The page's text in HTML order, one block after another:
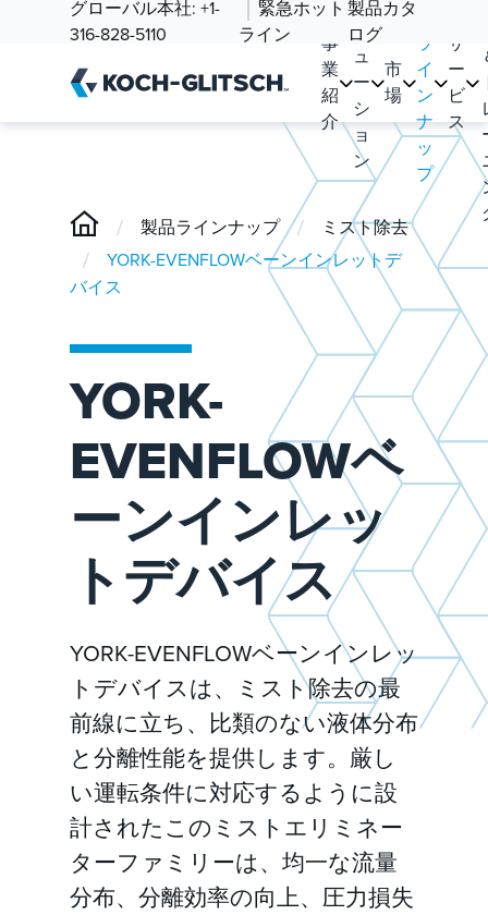
グローバル本社: +1-
316-828-5110
緊急ホット
ライン
製品カタ
ログ
事
業
紹
介
リ
ュ
ー
シ
ョ
ン
市
場
ラ
イ
ン
ナ
ッ
プ
サ
ー
ビ
ス
/ 製品ラインナップ / ミスト除去
/
YORK-EVENFLOWベーンインレットデ
バイス
YORK-
EVENFLOWベ
ーンインレッ
トデバイス
YORK-EVENFLOWベーンインレッ
トデバイスは、ミスト除去の最
前線に立ち、比類のない液体分布
と分離性能を提供します。厳し
い運転条件に対応するように設
計されたこのミストエリミネー
ターファミリーは、均一な流量
分布、分離効率の向上、圧力損失